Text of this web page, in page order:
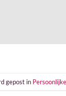
gepost in